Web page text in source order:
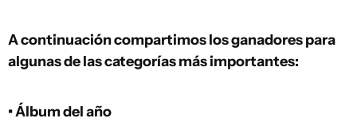
A continuación compartimos los ganadores para
algunas de las categorías más importantes:
• Álbum del año